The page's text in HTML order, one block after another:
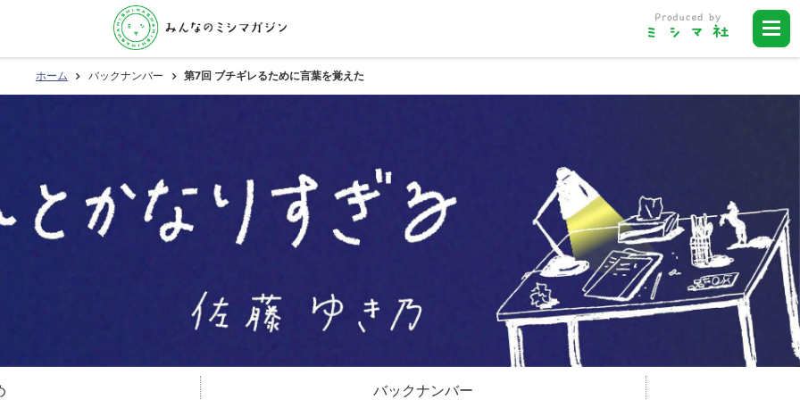
ホーム バックナンバー 第7回 ブチギレるために言葉を覚えた
バックナンバー